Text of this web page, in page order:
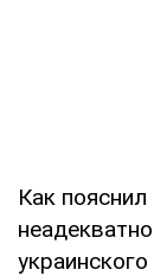
Как